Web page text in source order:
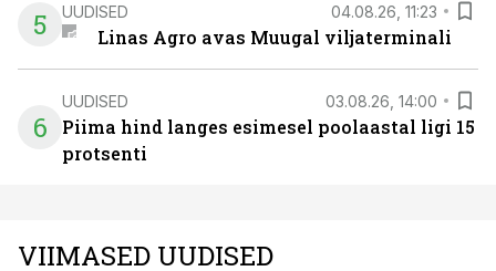
5 UUDISED 04.08.26, 11:23
Linas Agro avas Muugal viljaterminali
6
UUDISED 03.08.26, 14:00
Piima hind langes esimesel poolaastal ligi 15
protsenti
VIIMASED UUDISED